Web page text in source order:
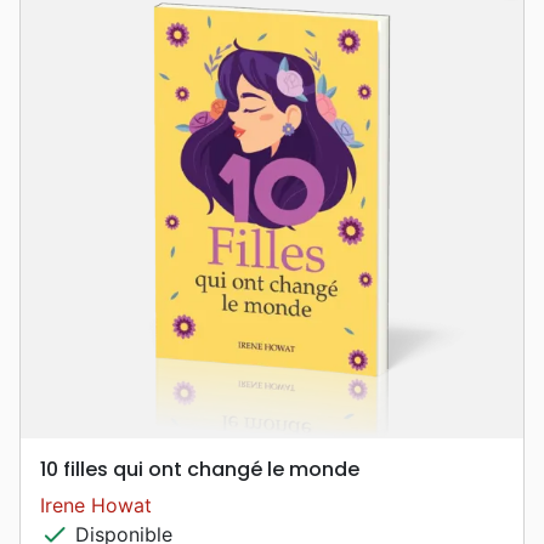
10 filles qui ont changé le monde
Irene Howat
check Disponible